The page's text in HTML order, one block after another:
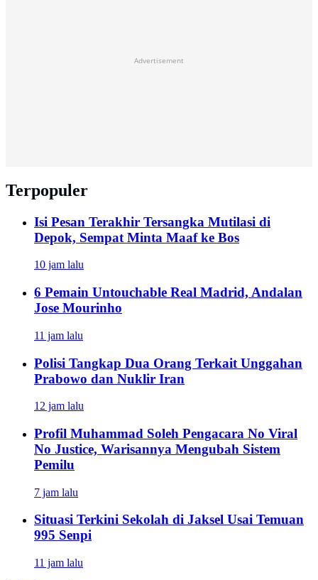
Advertisement
Terpopuler
Isi Pesan Terakhir Tersangka Mutilasi di
Depok, Sempat Minta Maaf ke Bos
10 jam lalu
6 Pemain Untouchable Real Madrid, Andalan
Jose Mourinho
11 jam lalu
Polisi Tangkap Dua Orang Terkait Unggahan
Prabowo dan Nuklir Iran
12 jam lalu
Profil Muhammad Soleh Pengacara No Viral
No Justice, Warisannya Mengubah Sistem
Pemilu
7 jam lalu
Situasi Terkini Sekolah di Jaksel Usai Temuan
995 Senpi
11 jam lalu